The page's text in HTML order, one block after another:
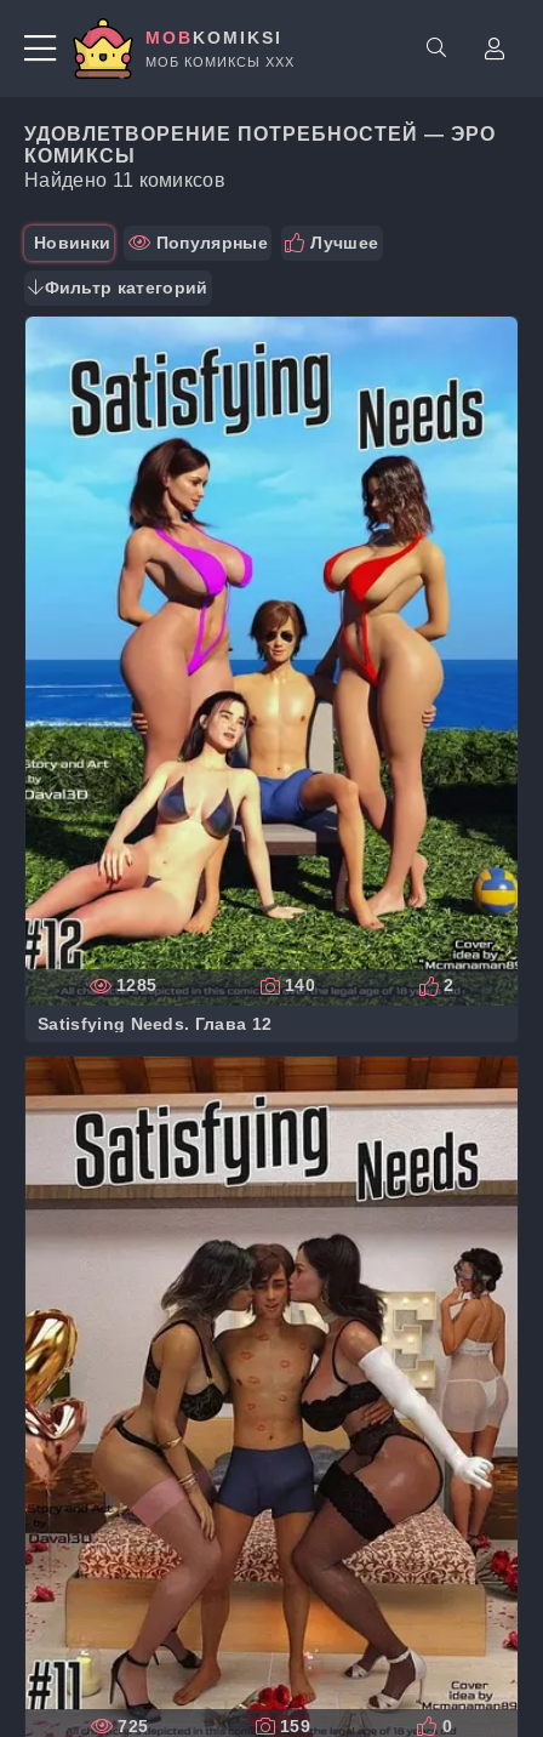
MOBKOMIKSI
МОБ КОМИКСЫ ХХХ
УДОВЛЕТВОРЕНИЕ ПОТРЕБНОСТЕЙ — ЭРО
КОМИКСЫ
Найдено 11 комиксов
Новинки Популярные Лучшее
Фильтр категорий
Satisfying Needs. Глава 12
1285 140 2
725 159 0